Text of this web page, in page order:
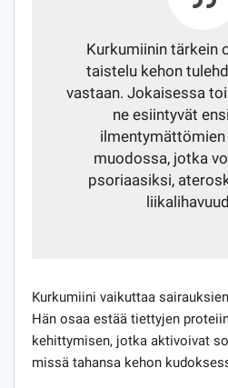
Kurkumiinin tärkein
taistelu kehon
vastaan. Jokaisessa
ne esiintyvät
muodossa, jotka
psoriaasiksi,
Kurkumiini vaikuttaa
Hän osaa estää tiettyjen
kehittymisen, jotka aktivoivat
missä tahansa kehon